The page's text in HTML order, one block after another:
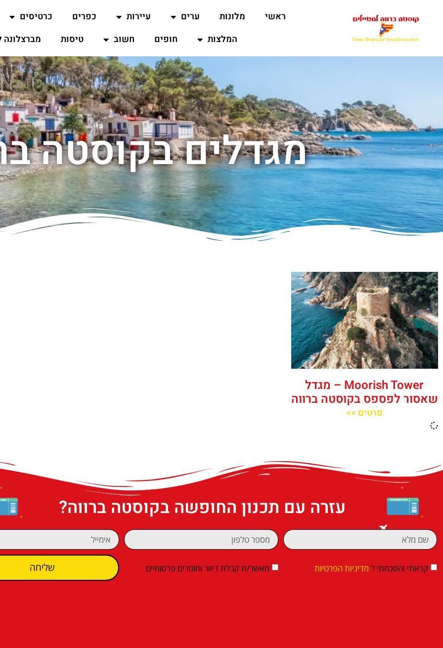
ראשי מלונות ערים עיירות כפרים כרטיסים
המלצות
חופים חשוב טיסות מברצלונה
מגדלים בקוסטה
‪‪Moorish Tower‬‬ – מגדל
שאסור לפספס בקוסטה ברווה
פרטים >>
עזרה עם תכנון החופשה בקוסטה ברווה?
קראתי והסכמתי ל מדיניות הפרטיות מאשר/ת קבלת דיוור וחומרים פרסומיים שליחה